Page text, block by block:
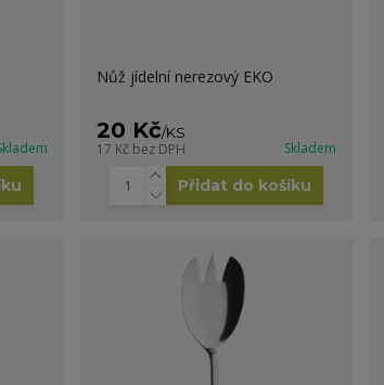
Nůž jídelní nerezový EKO
20 Kč/KS
17 Kč bez DPH Skladem
Přidat do košíku